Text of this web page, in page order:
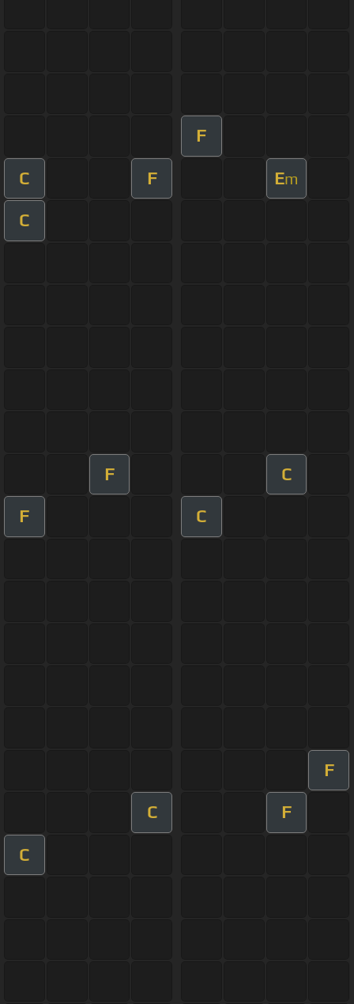
F
C F Em
C
F C
F C
F
C F
C